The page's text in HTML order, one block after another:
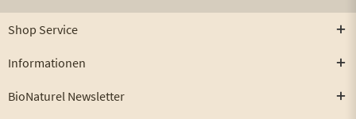
Shop Service
Informationen
BioNaturel Newsletter